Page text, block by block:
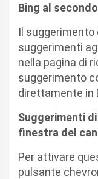
Bing al
Il
suggerimenti
nella pagina di
suggerimento
direttamente in
Suggerimenti
finestra del
Per attivare
pulsante